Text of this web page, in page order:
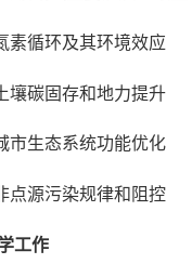
素循环及其环境效应
壤碳固存和地力提升
市生态系统功能优化
点源污染规律和阻控
工作